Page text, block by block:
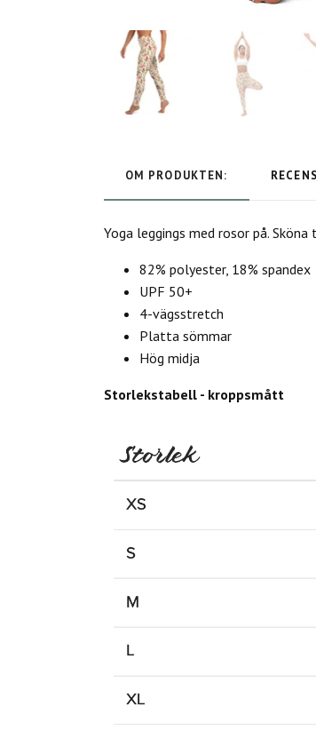
OM PRODUKTEN:
Yoga leggings med rosor på.
82% polyester, 18% spandex
UPF 50+
4-vägsstretch
Platta sömmar
Hög midja
Storlekstabell - kroppsmått